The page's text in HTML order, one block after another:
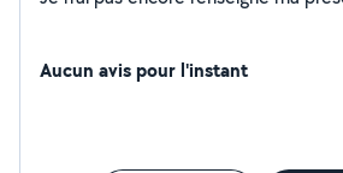
Aucun avis pour l'instant